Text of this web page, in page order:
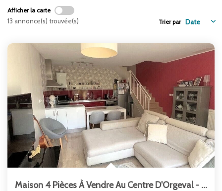
Nos Collaborateurs
CONTACT
ACCÈS GESTION ICS
Afficher la carte
13 annonce(s) trouvée(s) Trier par
Maison 4 Pièces À Vendre Au Centre D'Orgeval - Réf 2557